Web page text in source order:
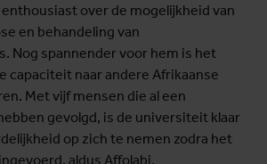
over de mogelijkheid van
en behandeling van
Nog spannender voor hem is het
capaciteit naar andere Afrikaanse
Met vijf mensen die al een
gevolgd, is de universiteit klaar
op zich te nemen zodra het
aldus Affolabi.